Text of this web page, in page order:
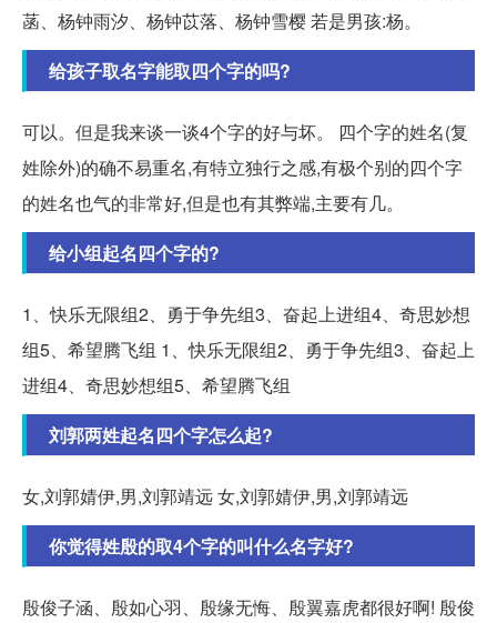
菡、杨钟雨汐、杨钟苡落、杨钟雪樱 若是男孩:杨。
给孩子取名字能取四个字的吗?
可以。但是我来谈一谈4个字的好与坏。 四个字的姓名(复
姓除外)的确不易重名,有特立独行之感,有极个别的四个字
的姓名也气的非常好,但是也有其弊端,主要有几。
给小组起名四个字的?
1、快乐无限组2、勇于争先组3、奋起上进组4、奇思妙想
组5、希望腾飞组 1、快乐无限组2、勇于争先组3、奋起上
进组4、奇思妙想组5、希望腾飞组
刘郭两姓起名四个字怎么起?
女,刘郭婧伊,男,刘郭靖远 女,刘郭婧伊,男,刘郭靖远
你觉得姓殷的取4个字的叫什么名字好?
殷俊子涵、殷如心羽、殷缘无悔、殷翼嘉虎都很好啊! 殷俊